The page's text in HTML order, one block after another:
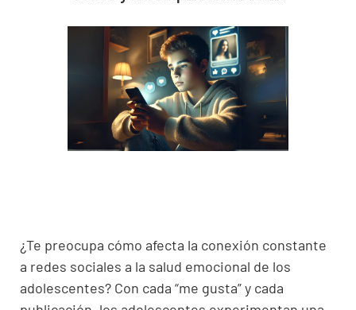
¿Te preocupa cómo afecta la conexión constante
a redes sociales a la salud emocional de los
adolescentes? Con cada “me gusta” y cada